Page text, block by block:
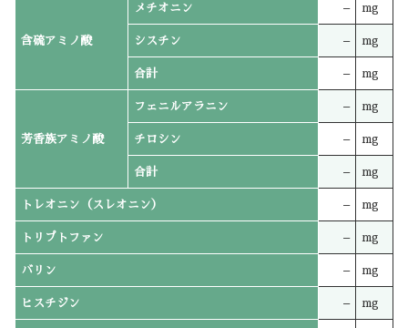
含硫アミノ酸
メチオニン – mg
シスチン – mg
合計 – mg
芳香族アミノ酸
フェニルアラニン – mg
チロシン – mg
合計 – mg
トレオニン（スレオニン） – mg
トリプトファン – mg
バリン – mg
ヒスチジン – mg